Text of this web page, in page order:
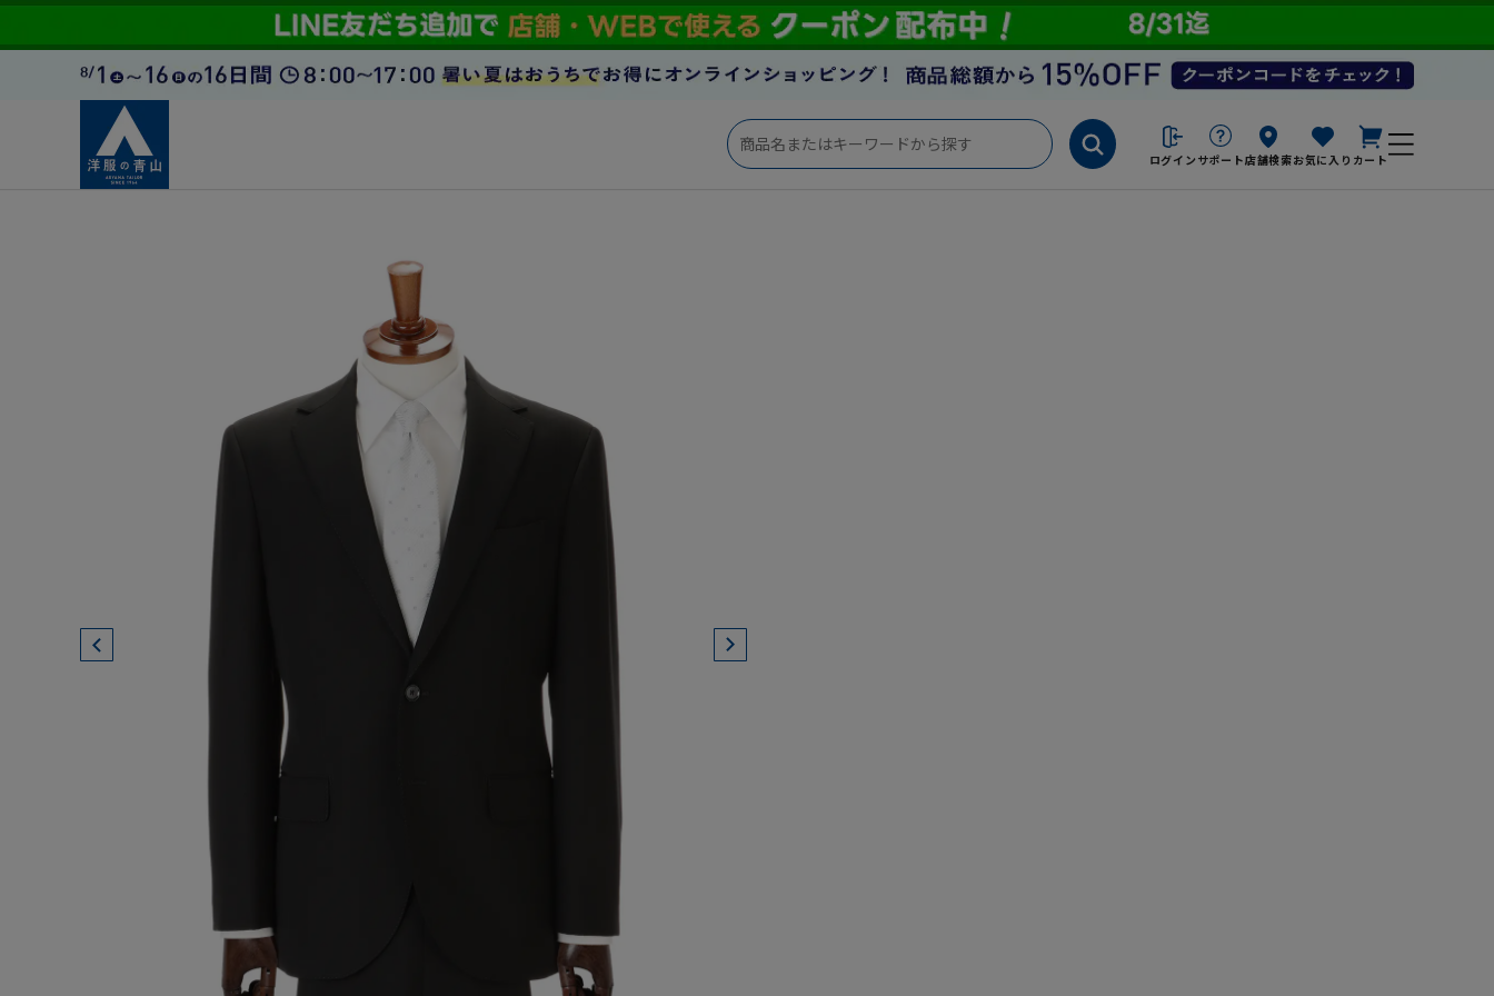
ログイン サポート店舗検索お気に入り カート